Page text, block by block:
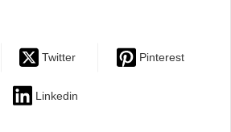
Twitter Pinterest
Linkedin